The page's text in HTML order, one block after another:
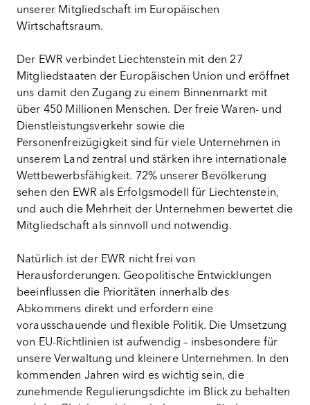
unserer Mitgliedschaft im Europäischen
Wirtschaftsraum.
Der EWR verbindet Liechtenstein mit den 27
Mitgliedstaaten der Europäischen Union und eröffnet
uns damit den Zugang zu einem Binnenmarkt mit
über 450 Millionen Menschen. Der freie Waren- und
Dienstleistungsverkehr sowie die
Personenfreizügigkeit sind für viele Unternehmen in
unserem Land zentral und stärken ihre internationale
Wettbewerbsfähigkeit. 72% unserer Bevölkerung
sehen den EWR als Erfolgsmodell für Liechtenstein,
und auch die Mehrheit der Unternehmen bewertet die
Mitgliedschaft als sinnvoll und notwendig.
Natürlich ist der EWR nicht frei von
Herausforderungen. Geopolitische Entwicklungen
beeinflussen die Prioritäten innerhalb des
Abkommens direkt und erfordern eine
vorausschauende und flexible Politik. Die Umsetzung
von EU-Richtlinien ist aufwendig – insbesondere für
unsere Verwaltung und kleinere Unternehmen. In den
kommenden Jahren wird es wichtig sein, die
zunehmende Regulierungsdichte im Blick zu behalten